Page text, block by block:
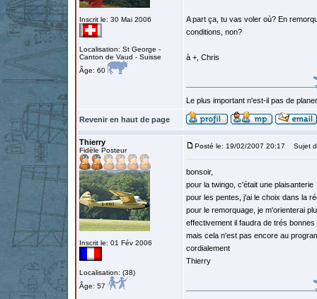
Inscrit le: 30 Mai 2006
Localisation: St George -
Canton de Vaud - Suisse
Âge: 60
A part ça, tu vas voler où? En
conditions, non?
à +, Chris
Le plus important n'est-il pas de
Revenir en haut de page
Thierry
Fidèle Posteur
Inscrit le: 01 Fév 2006
Localisation: (38)
Âge: 57
Posté le: 19/02/2007 20:17 Sujet
bonsoir,
pour la twingo, c'était une plaisanterie
pour les pentes, j'ai le choix dans la
pour le remorquage, je m'orienterai
effectivement il faudra de trés
mais cela n'est pas encore au
cordialement
Thierry